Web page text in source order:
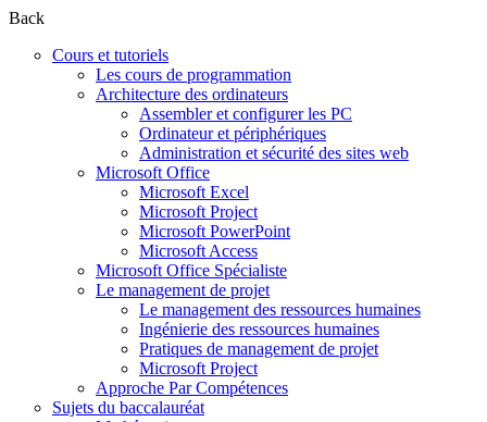
Back
Cours et tutoriels
Les cours de programmation
Architecture des ordinateurs
Assembler et configurer les PC
Ordinateur et périphériques
Administration et sécurité des sites web
Microsoft Office
Microsoft Excel
Microsoft Project
Microsoft PowerPoint
Microsoft Access
Microsoft Office Spécialiste
Le management de projet
Le management des ressources humaines
Ingénierie des ressources humaines
Pratiques de management de projet
Microsoft Project
Approche Par Compétences
Sujets du baccalauréat